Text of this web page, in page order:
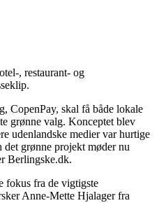
, restaurant- og
CopenPay, skal få både lokale
grønne valg. Konceptet blev
udenlandske medier var hurtige
grønne projekt møder nu
Berlingske.dk.
fokus fra de vigtigste
Anne-Mette Hjalager fra